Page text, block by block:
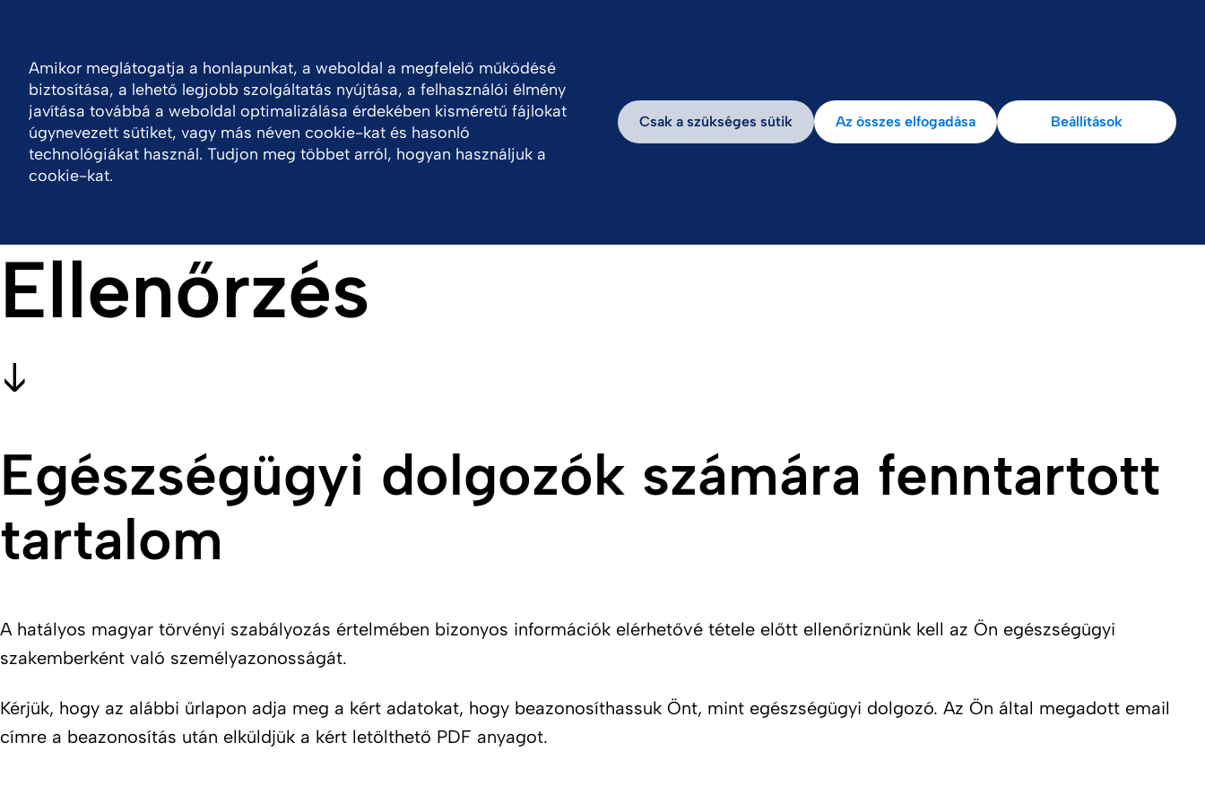
Cégünkről Portfólió Termékek Fenntarthatóság Hírek, információk
Ellenőrzés
Egészségügyi dolgozók számára fenntartott
tartalom
A hatályos magyar törvényi szabályozás értelmében bizonyos információk elérhetővé tétele előtt ellenőriznünk kell az Ön egészségügyi
szakemberként való személyazonosságát.
Kérjük, hogy az alábbi űrlapon adja meg a kért adatokat, hogy beazonosíthassuk Önt, mint egészségügyi dolgozó. Az Ön által megadott email
címre a beazonosítás után elküldjük a kért letölthető PDF anyagot.
Amikor meglátogatja a honlapunkat, a weboldal a megfelelő működésé
biztosítása, a lehető legjobb szolgáltatás nyújtása, a felhasználói élmény
javítása továbbá a weboldal optimalizálása érdekében kisméretű fájlokat
úgynevezett sütiket, vagy más néven cookie-kat és hasonló
technológiákat használ. Tudjon meg többet arról, hogyan használjuk a
cookie-kat.
Csak a szükséges sütik Az összes elfogadása Beállítások